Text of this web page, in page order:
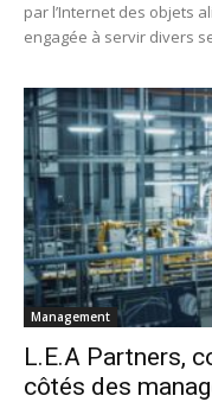
par l’Internet des objets
engagée à servir divers
Management
L.E.A Partners,
côtés des